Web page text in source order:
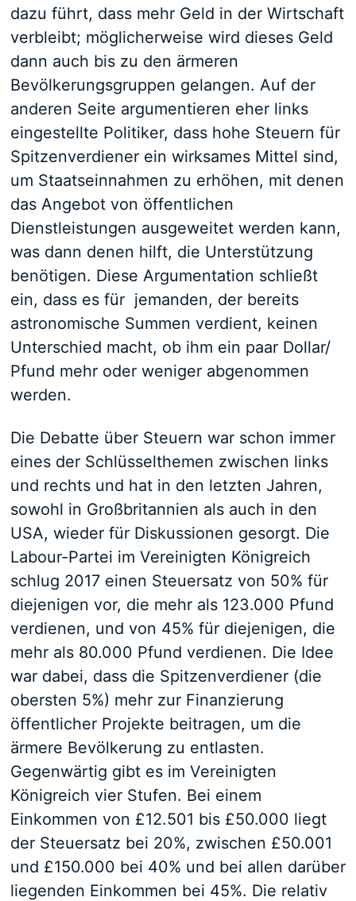
dazu führt, dass mehr Geld in der Wirtschaft
verbleibt; möglicherweise wird dieses Geld
dann auch bis zu den ärmeren
Bevölkerungsgruppen gelangen. Auf der
anderen Seite argumentieren eher links
eingestellte Politiker, dass hohe Steuern für
Spitzenverdiener ein wirksames Mittel sind,
um Staatseinnahmen zu erhöhen, mit denen
das Angebot von öffentlichen
Dienstleistungen ausgeweitet werden kann,
was dann denen hilft, die Unterstützung
benötigen. Diese Argumentation schließt
ein, dass es für jemanden, der bereits
astronomische Summen verdient, keinen
Unterschied macht, ob ihm ein paar Dollar/
Pfund mehr oder weniger abgenommen
werden.
Die Debatte über Steuern war schon immer
eines der Schlüsselthemen zwischen links
und rechts und hat in den letzten Jahren,
sowohl in Großbritannien als auch in den
USA, wieder für Diskussionen gesorgt. Die
Labour-Partei im Vereinigten Königreich
schlug 2017 einen Steuersatz von 50% für
diejenigen vor, die mehr als 123.000 Pfund
verdienen, und von 45% für diejenigen, die
mehr als 80.000 Pfund verdienen. Die Idee
war dabei, dass die Spitzenverdiener (die
obersten 5%) mehr zur Finanzierung
öffentlicher Projekte beitragen, um die
ärmere Bevölkerung zu entlasten.
Gegenwärtig gibt es im Vereinigten
Königreich vier Stufen. Bei einem
Einkommen von £12.501 bis £50.000 liegt
der Steuersatz bei 20%, zwischen £50.001
und £150.000 bei 40% und bei allen darüber
liegenden Einkommen bei 45%. Die relativ